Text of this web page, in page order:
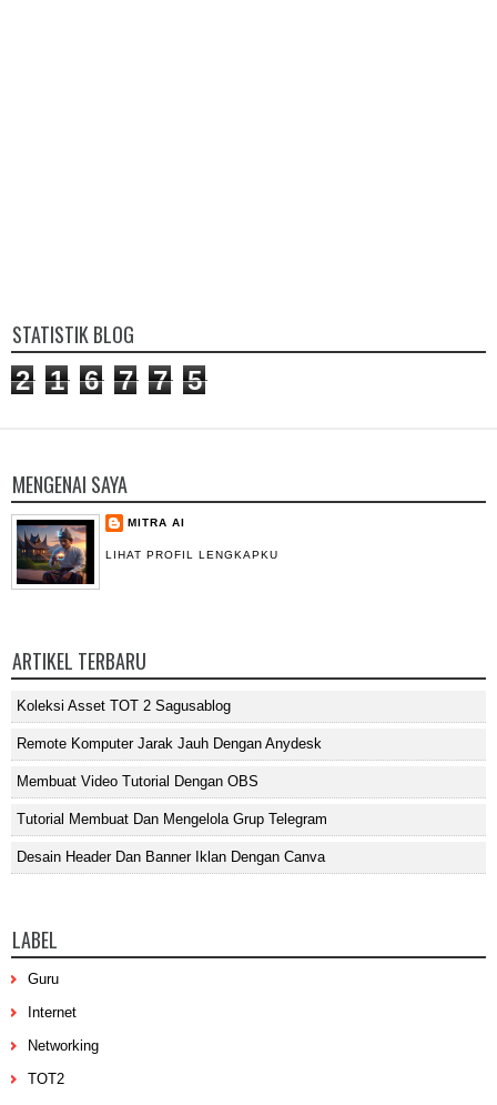
STATISTIK BLOG
2 1 6 7 7 5
MENGENAI SAYA
MITRA AI
LIHAT PROFIL LENGKAPKU
ARTIKEL TERBARU
Koleksi Asset TOT 2 Sagusablog
Remote Komputer Jarak Jauh Dengan Anydesk
Membuat Video Tutorial Dengan OBS
Tutorial Membuat Dan Mengelola Grup Telegram
Desain Header Dan Banner Iklan Dengan Canva
LABEL
Guru
Internet
Networking
TOT2